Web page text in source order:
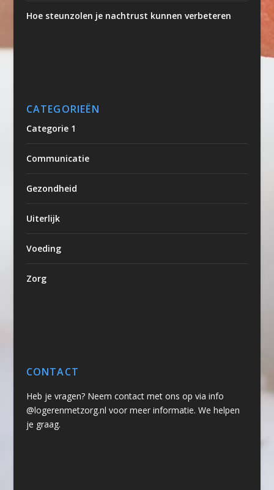
Hoe steunzolen je nachtrust kunnen verbeteren
CATEGORIEËN
Categorie 1
Communicatie
Gezondheid
Uiterlijk
Voeding
Zorg
CONTACT
Heb je vragen? Neem contact met ons op via info
@logerenmetzorg.nl voor meer informatie. We helpen
je graag.